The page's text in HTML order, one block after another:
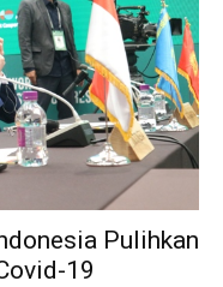
Pulihkan
19